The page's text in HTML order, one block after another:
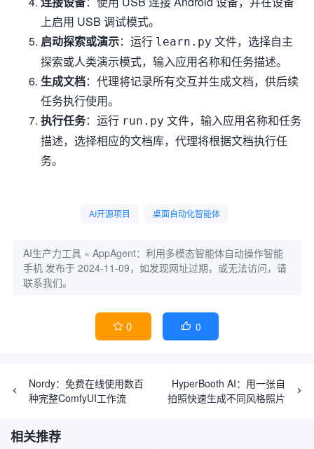
上启用 USB 调试模式。
启动探索或演示：运行 learn.py 文件，选择自主
探索或人类演示模式，输入应用名称和任务描述。
生成文档：代理将记录所有交互并生成文档，供后续
任务执行使用。
执行任务：运行 run.py 文件，输入应用名称和任务
描述，选择相应的文档库，代理将根据文档执行任
务。
AI开源项目 桌面自动化智能体
AI生产力工具 » AppAgent：利用多模态智能体自动操作智能
手机 发布于 2024-11-09，如发现网址过期，或无法访问，请
联系我们。
 0  0
Nordy：免费在线使用数百
种完整ComfyUI工作流
HyperBooth AI：用一张自
拍照快速生成不同风格照片
相关推荐